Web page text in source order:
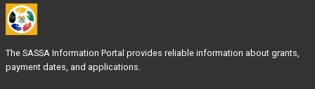
The SASSA Information Portal provides reliable information about grants,
payment dates, and applications.